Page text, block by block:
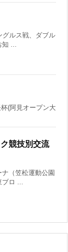
グルス戦、ダブル
...
(阿見オープン大
競技別交流
（笠松運動公園
ロ ...